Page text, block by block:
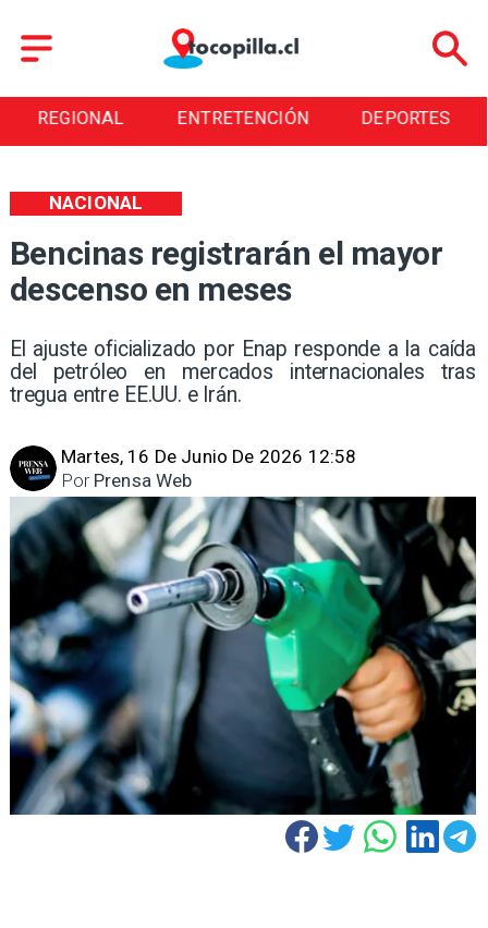
REGIONAL ENTRETENCIÓN DEPORTES
Bencinas registrarán el mayor
descenso en meses
El ajuste oficializado por Enap responde a la caída
del petróleo en mercados internacionales tras
tregua entre EE.UU. e Irán.
NACIONAL
Martes, 16 De Junio De 2026 12:58
Prensa Web
Por